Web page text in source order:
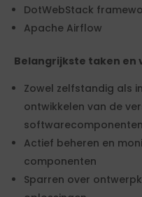
DotWebStack
Apache Airflow
Belangrijkste taken
Zowel zelfstandig als
ontwikkelen van de
softwarecomponenten
Actief beheren en
componenten
Sparren over